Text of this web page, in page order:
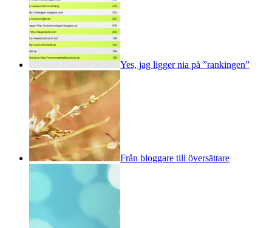
Yes, jag ligger nia på ”rankingen”
Från bloggare till översättare